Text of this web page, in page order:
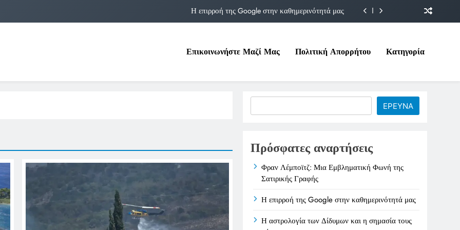
Η επιρροή της Google στην καθημερινότητά μας
Η Δομνα Μιχαηλίδου και οι Πολιτικές της στο Υπουργείο Εργασίας
Η επιρροή της Google στην καθημερινότητά μας
Η αστρολογία των Δίδυμων και η σημασία τους σήμερα
Επικοινωνήστε Μαζί Μας Πολιτική Απορρήτου Κατηγορία
ΕΡΕΥΝΑ
Πρόσφατες αναρτήσεις
Φραν Λέμποϊτζ: Μια Εμβληματική Φωνή της
Σατιρικής Γραφής
Η επιρροή της Google στην καθημερινότητά μας
Η αστρολογία των Δίδυμων και η σημασία τους